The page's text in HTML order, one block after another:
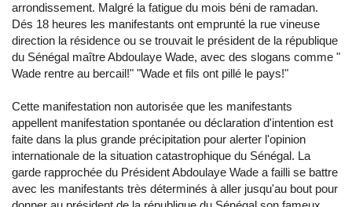
arrondissement. Malgré la fatigue du mois béni de ramadan.
Dés 18 heures les manifestants ont emprunté la rue vineuse
direction la résidence ou se trouvait le président de la république
du Sénégal maître Abdoulaye Wade, avec des slogans comme "
Wade rentre au bercail!" "Wade et fils ont pillé le pays!"
Cette manifestation non autorisée que les manifestants
appellent manifestation spontanée ou déclaration d'intention est
faite dans la plus grande précipitation pour alerter l'opinion
internationale de la situation catastrophique du Sénégal. La
garde rapprochée du Président Abdoulaye Wade a failli se battre
avec les manifestants très déterminés à aller jusqu'au bout pour